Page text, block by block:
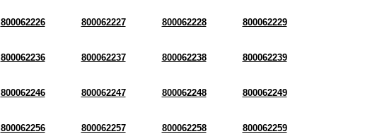
800062226 800062227 800062228 800062229
800062236 800062237 800062238 800062239
800062246 800062247 800062248 800062249
800062256 800062257 800062258 800062259